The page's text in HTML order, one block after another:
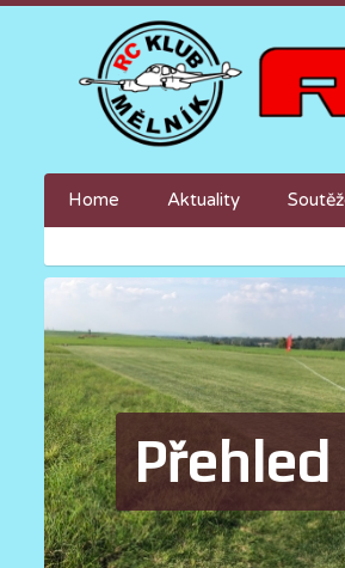
Home Aktuality
Přehled